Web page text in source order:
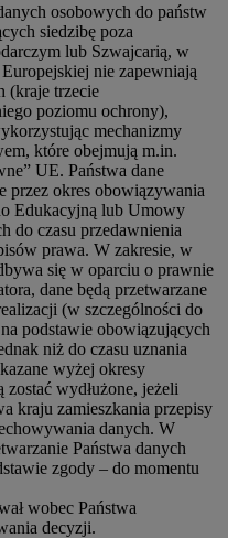
osobowych do państw
siedzibę poza
lub Szwajcarią, w
nie zapewniają
(kraje trzecie
poziomu ochrony),
mechanizmy
które obejmują m.in.
UE. Państwa dane
przez okres obowiązywania
Edukacyjną lub Umowy
do czasu przedawnienia
prawa. W zakresie, w
się w oparciu o prawnie
dane będą przetwarzane
(w szczególności do
podstawie obowiązujących
niż do czasu uznania
wyżej okresy
wydłużone, jeżeli
kraju zamieszkania przepisy
danych. W
Państwa danych
zgody – do momentu
wobec Państwa
decyzji.